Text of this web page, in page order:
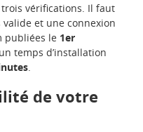
vérifications. Il faut
et une connexion
publiées le 1er
temps d’installation
de votre